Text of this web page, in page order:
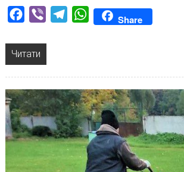
Facebook
Viber TelegramWhatsAppShare
Читати